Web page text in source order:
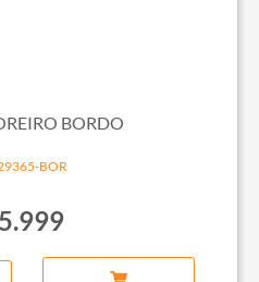
BORDO
BOR